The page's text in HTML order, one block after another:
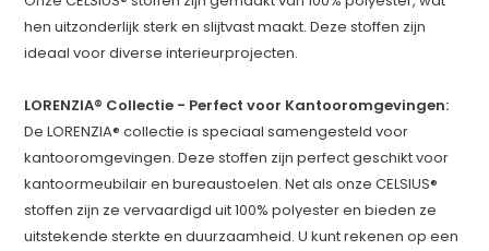
hen uitzonderlijk sterk en slijtvast maakt. Deze stoffen zijn
ideaal voor diverse interieurprojecten.
LORENZIA® Collectie - Perfect voor Kantooromgevingen:
De LORENZIA® collectie is speciaal samengesteld voor
kantooromgevingen. Deze stoffen zijn perfect geschikt voor
kantoormeubilair en bureaustoelen. Net als onze CELSIUS®
stoffen zijn ze vervaardigd uit 100% polyester en bieden ze
uitstekende sterkte en duurzaamheid. U kunt rekenen op een